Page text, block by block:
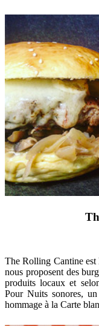
The Rolling Cantine
nous proposent des
produits locaux et
Pour Nuits sonores,
hommage à la Carte